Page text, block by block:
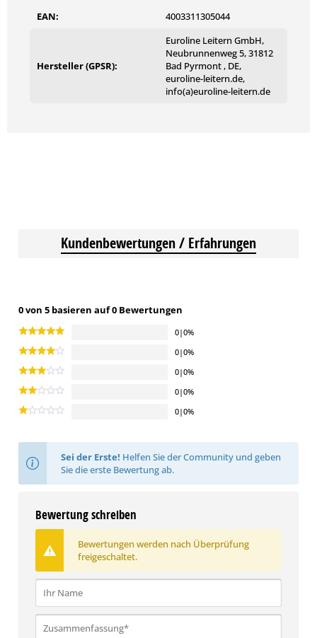
EAN: 4003311305044
Hersteller (GPSR):
Euroline Leitern GmbH,
Neubrunnenweg 5, 31812
Bad Pyrmont , DE,
euroline-leitern.de,
info(a)euroline-leitern.de
Kundenbewertungen / Erfahrungen
0 von 5 basieren auf 0 Bewertungen
0|0%
0|0%
0|0%
0|0%
0|0%
Sei der Erste! Helfen Sie der Community und geben
Sie die erste Bewertung ab.
Bewertung schreiben
Bewertungen werden nach Überprüfung
freigeschaltet.